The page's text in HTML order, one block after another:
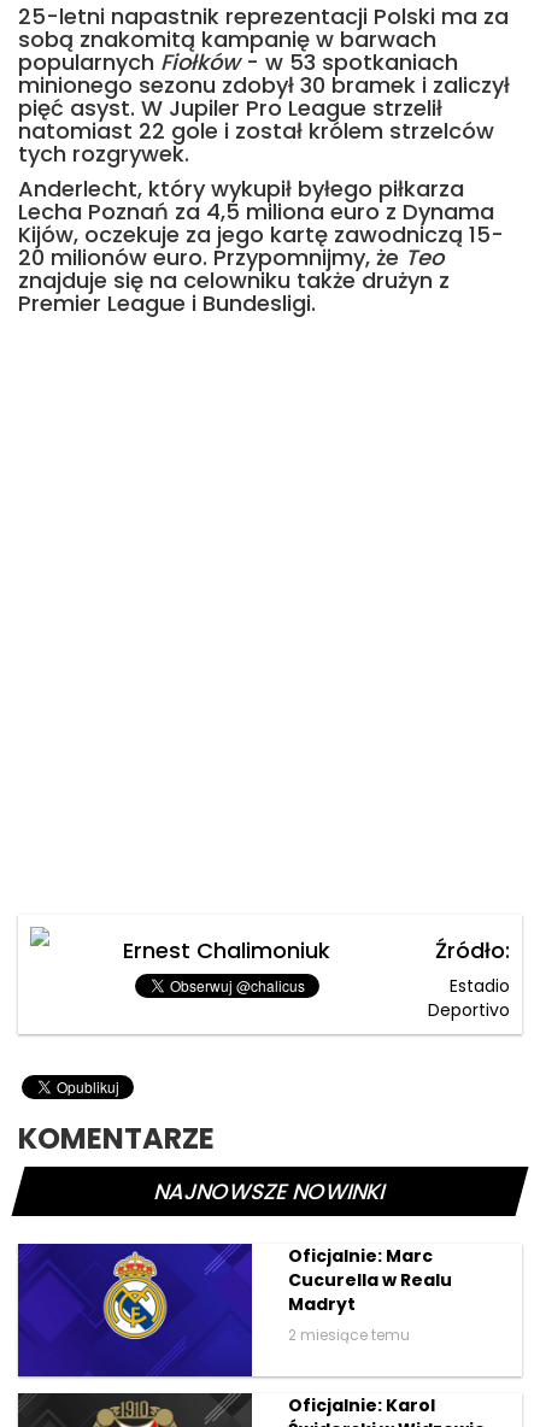
25-letni napastnik reprezentacji Polski ma za
sobą znakomitą kampanię w barwach
popularnych Fiołków- w 53 spotkaniach
minionego sezonu zdobył 30 bramek i zaliczył
pięć asyst. W Jupiler Pro League strzelił
natomiast 22 gole i został królem strzelców
tych rozgrywek.
Anderlecht, który wykupił byłego piłkarza
Lecha Poznań za 4,5 miliona euro z Dynama
Kijów, oczekuje za jego kartę zawodniczą 15-
20 milionów euro. Przypomnijmy, że Teo
znajduje się na celowniku także drużyn z
Premier League i Bundesligi.
Ernest Chalimoniuk Źródło:
Estadio
Deportivo
KOMENTARZE
NAJNOWSZE NOWINKI
Oficjalnie: Marc
Cucurella w Realu
Madryt
2 miesiące temu
Oficjalnie: Karol